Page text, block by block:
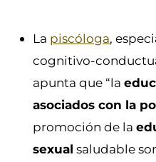
La piscóloga,
cognitivo-
apunta que “la
asociados con la
promoción de la
sexual saludable